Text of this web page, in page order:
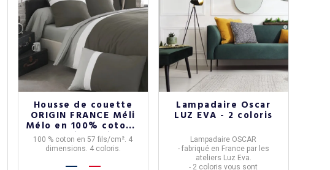
Housse de couette
ORIGIN FRANCE Méli
Mélo en 100% coton -
4 coloris 4 tailles
100 % coton en 57 fils/cm². 4
dimensions. 4 coloris.
Lampadaire Oscar
LUZ EVA - 2 coloris
Lampadaire OSCAR
- fabriqué en Francepar les
ateliers Luz Eva
- 2 coloris vous sont